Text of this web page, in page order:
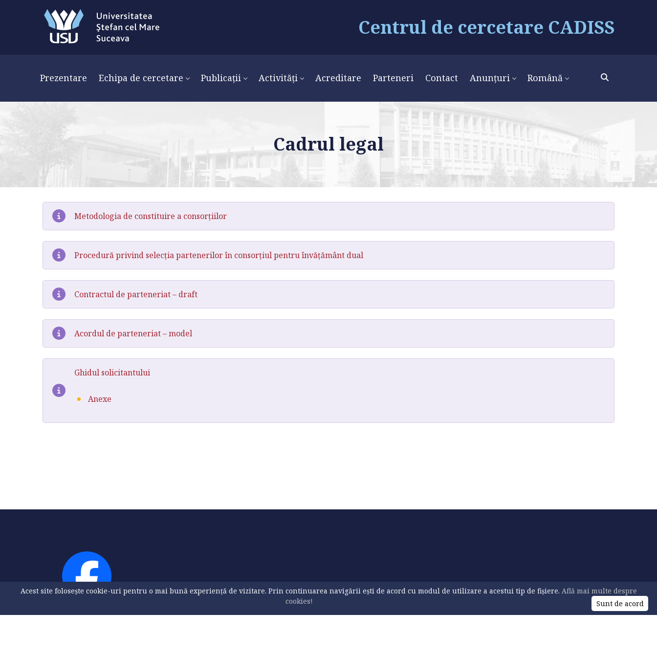
Centrul de cercetare CADISS
Prezentare Echipa de cercetare Publicații Activități Acreditare Parteneri Contact Anunțuri Română
Cadrul legal
Metodologia de constituire a consorțiilor
Procedură privind selecția partenerilor în consorțiul pentru învățământ dual
Contractul de parteneriat – draft
Acordul de parteneriat – model
Ghidul solicitantului
Anexe
Acest site folosește cookie-uri pentru o mai bună experiență de vizitare. Prin continuarea navigării ești de acord cu modul de utilizare a acestui tip de fișiere. Află mai multe despre
cookies!
Sunt de acord